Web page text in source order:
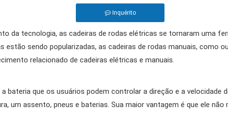
Inquérito
da tecnologia, as cadeiras de rodas elétricas se tornaram uma
estão sendo popularizadas, as cadeiras de rodas manuais, como
relacionado de cadeiras elétricas e manuais.
bateria que os usuários podem controlar a direção e a
um assento, pneus e baterias. Sua maior vantagem é que ele